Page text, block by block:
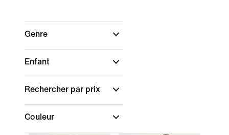
Genre
Enfant
Rechercher par prix
Couleur